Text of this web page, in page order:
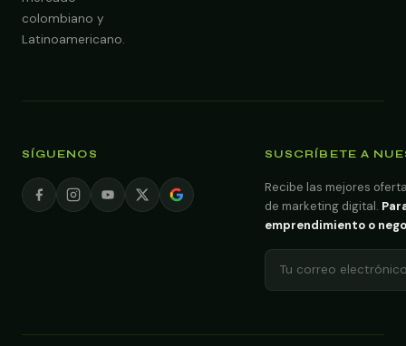
colombiano y
Latinoamericano.
SÍGUENOS SUSCRÍBETE A
Recibe las mejores
de marketing digital.
emprendimiento o